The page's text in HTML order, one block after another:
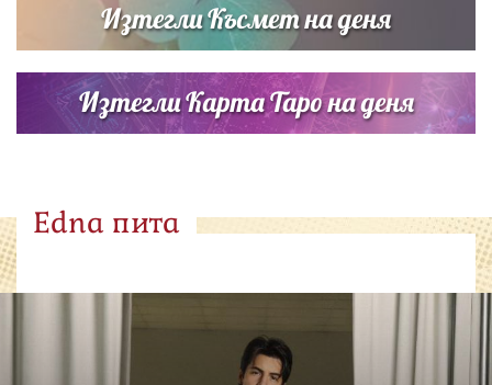
Изтегли Късмет на деня
Изтегли Карта Таро на деня
Edna пита